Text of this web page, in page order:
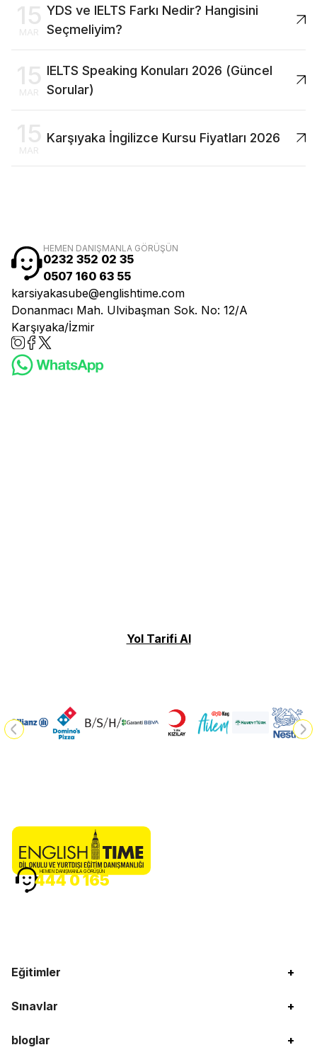
15
MAR
YDS ve IELTS Farkı Nedir? Hangisini
Seçmeliyim?
15
MAR
IELTS Speaking Konuları 2026 (Güncel
Sorular)
15
MAR
Karşıyaka İngilizce Kursu Fiyatları 2026
HEMEN DANIŞMANLA GÖRÜŞÜN
0232 352 02 35
0507 160 63 55
karsiyakasube@englishtime.com
Donanmacı Mah. Ulvibaşman Sok. No: 12/A
Karşıyaka/İzmir
Yol Tarifi Al
Eğitimler +
Sınavlar +
bloglar +
HEMEN DANIŞMANLA GÖRÜŞÜN
444 0 165